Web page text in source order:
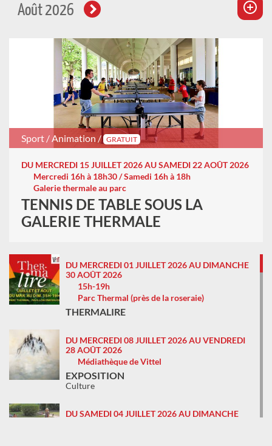
Août 2026
DU MERCREDI 15 JUILLET 2026 AU SAMEDI 22 AOÛT 2026
Mercredi 16h à 18h30 / Samedi 16h à 18h
Galerie thermale au parc
TENNIS DE TABLE SOUS LA
GALERIE THERMALE
Sport / Animation / GRATUIT
DU MERCREDI 01 JUILLET 2026 AU DIMANCHE
30 AOÛT 2026
15h-19h
Parc Thermal (près de la roseraie)
THERMALIRE
DU MERCREDI 08 JUILLET 2026 AU VENDREDI
28 AOÛT 2026
Médiathèque de Vittel
EXPOSITION
Culture
DU SAMEDI 04 JUILLET 2026 AU DIMANCHE